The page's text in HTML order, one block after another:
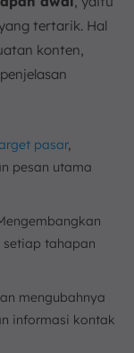
tertarik. Hal
konten,
pasar,
pesan utama
setiap tahapan
mengubahnya
informasi kontak